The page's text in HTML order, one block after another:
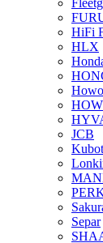
HiFi
HLX
Howo
JCB
Separ